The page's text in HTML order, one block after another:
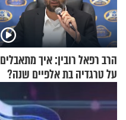
הרב רפאל רובין: איך מתאבלים
על טרגדיה בת אלפיים שנה?